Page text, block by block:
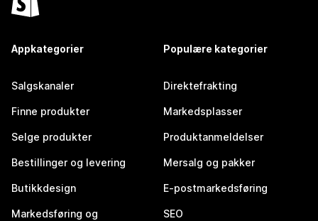
Appkategorier
Salgskanaler
Finne produkter
Selge produkter
Bestillinger og levering
Butikkdesign
Markedsføring og
Populære kategorier
Direktefrakting
Markedsplasser
Produktanmeldelser
Mersalg og pakker
E-postmarkedsføring
SEO